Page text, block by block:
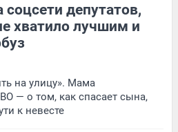
соцсети депутатов,
хватило лучшим и
на улицу». Мама
— о том, как спасает сына,
к невесте